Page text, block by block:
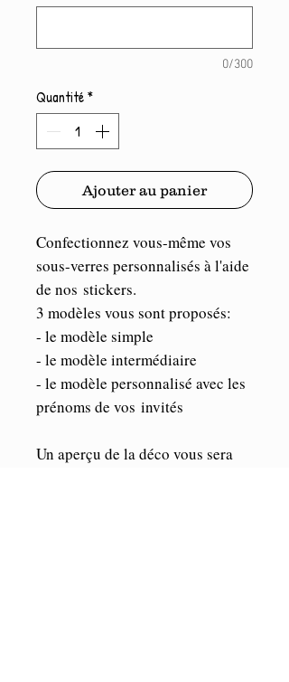
0/300
Quantité*
Ajouter au panier
Confectionnez vous-même vos
sous-verres personnalisés à l'aide
de nos stickers.
3 modèles vous sont proposés:
- le modèle simple
- le modèle intermédiaire
- le modèle personnalisé avec les
prénoms de vos invités
Un aperçu de la déco vous sera